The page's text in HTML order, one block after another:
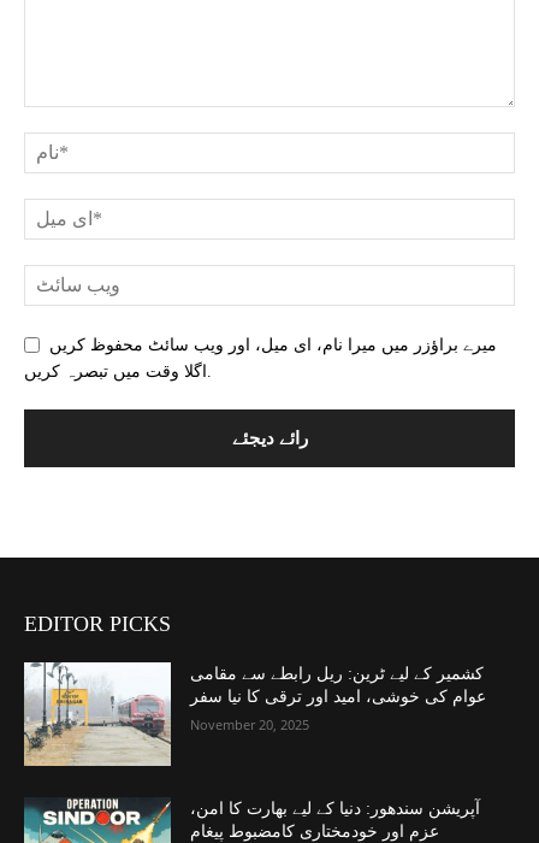
میرے براؤزر میں میرا نام، ای میل، اور ویب سائٹ محفوظ کریں
اگلا وقت میں تبصرہ کریں.
EDITOR PICKS
کشمیر کے لیے ٹرین: ریل رابطے سے مقامی
عوام کی خوشی، امید اور ترقی کا نیا سفر
November 20, 2025
آپریشن سندھور: دنیا کے لیے بھارت کا امن،
عزم اور خودمختاری کامضبوط پیغام